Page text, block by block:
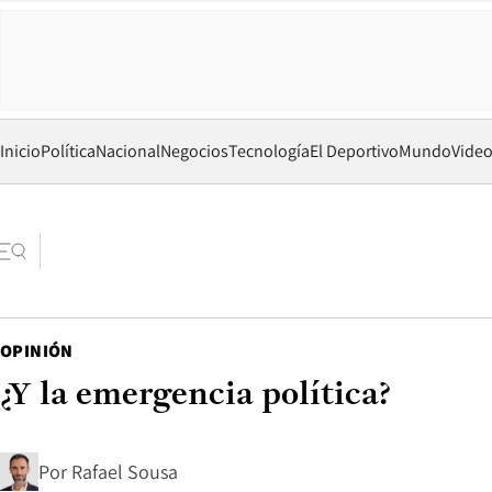
InicioPolíticaNacionalNegociosTecnologíaEl DeportivoMundo
OPINIÓN
¿Y la emergencia política?
Por Rafael Sousa